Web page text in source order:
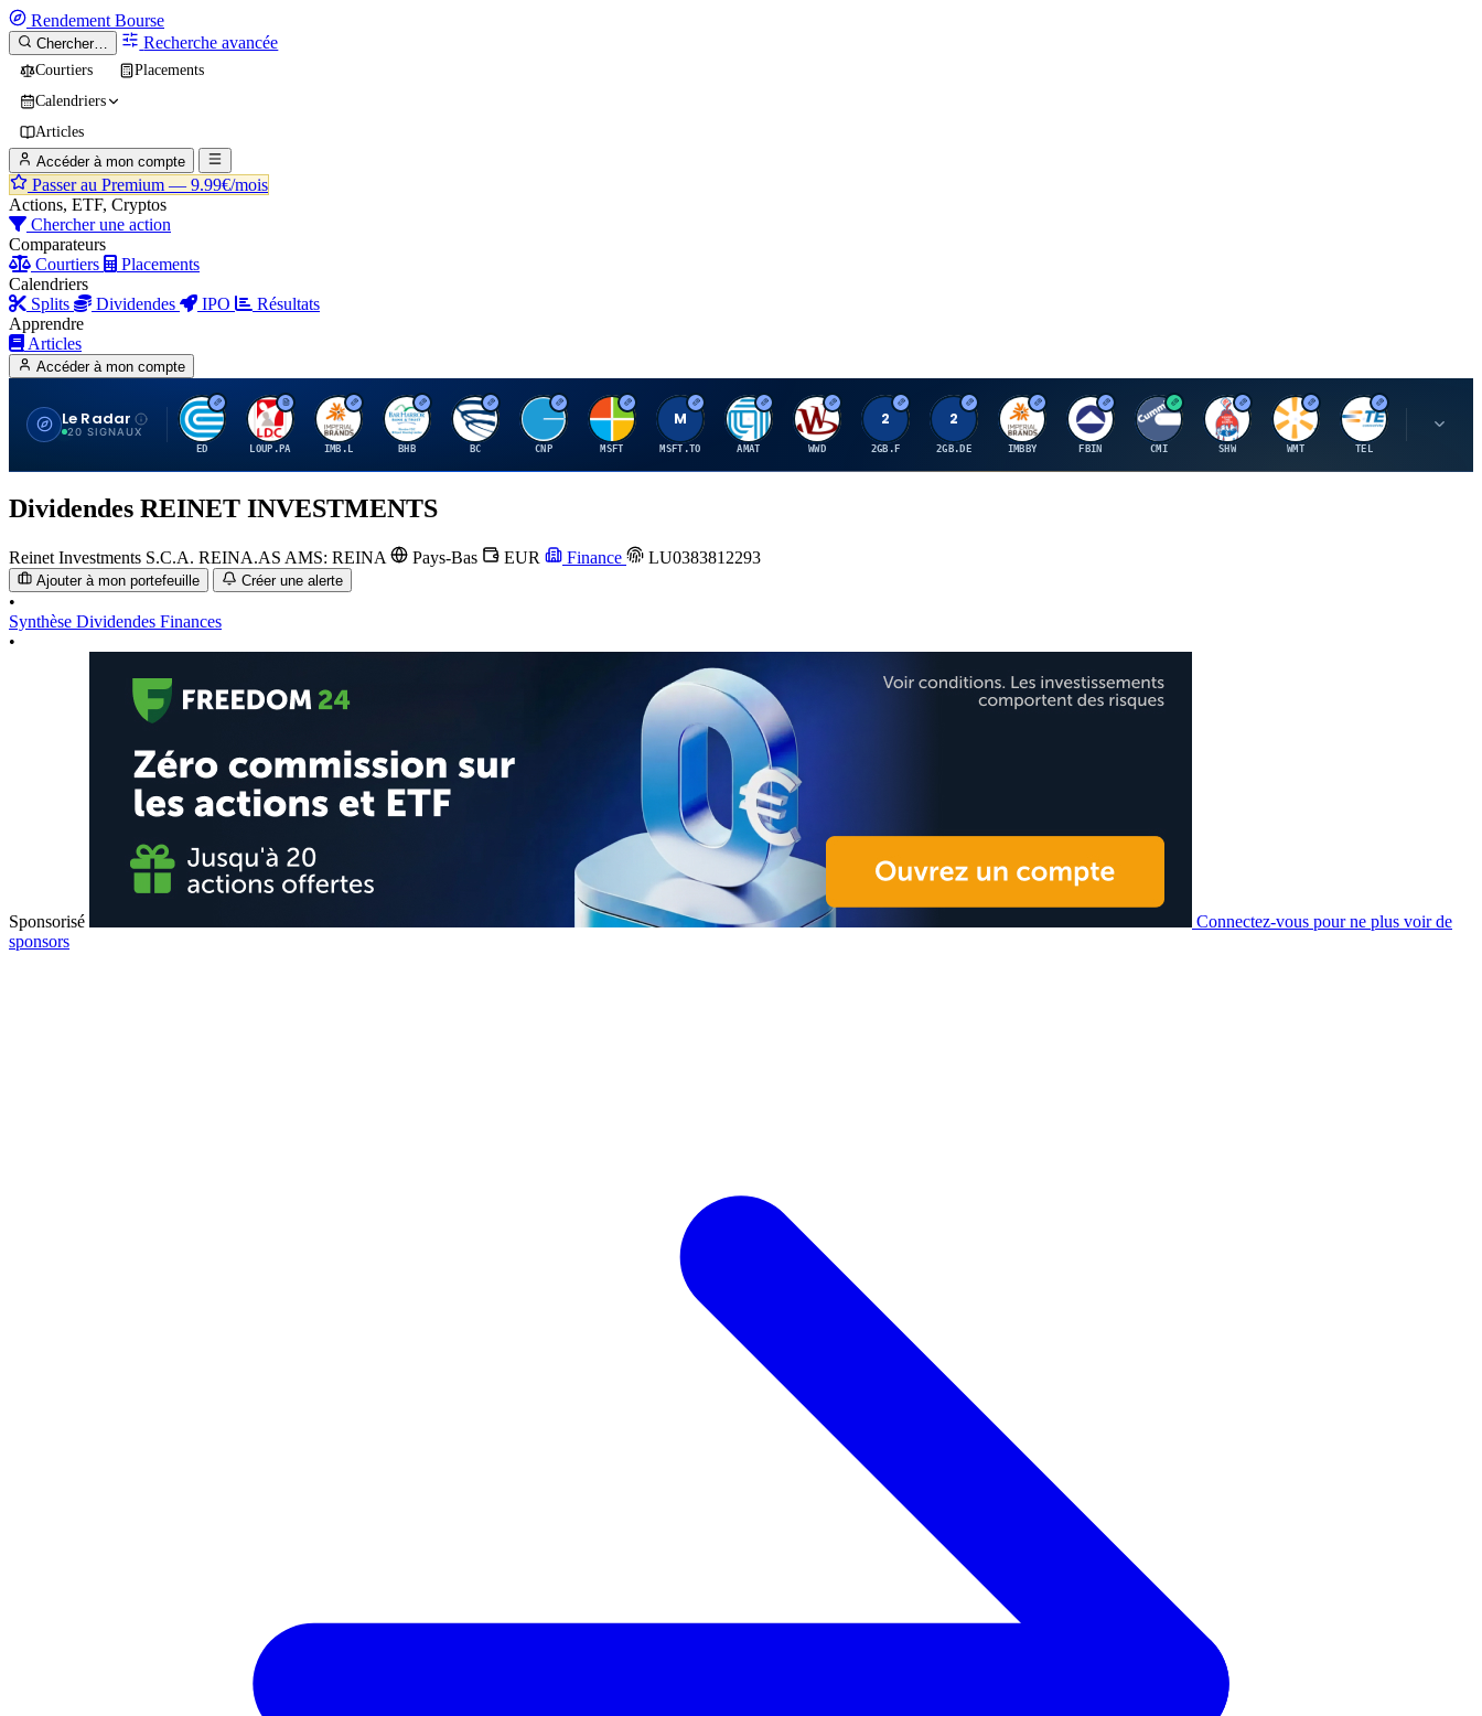
Rendement Bourse
Chercher… Recherche avancée
Courtiers
Placements
Calendriers
Articles
Accéder à mon compte
Passer au Premium — 9.99€/mois
Actions, ETF, Cryptos
Chercher une action
Comparateurs
Courtiers
Placements
Calendriers
Splits
Dividendes IPO
Résultats
Apprendre
Articles
Accéder à mon compte
Le Radar
20 SIGNAUX
C
ED
L
LOUP.PA
I
IMB.L
B
BHB
B
BC
C
CNP
M
MSFT
M
MSFT.TO
A
AMAT
W
WWD
2
2GB.F
2
2GB.DE
I
IMBBY
F
FBIN
C
CMI
S
SHW
W
WMT TEL
M
Dividendes REINET INVESTMENTS
Reinet Investments S.C.A. REINA.AS AMS: REINA Pays-Bas EUR Finance LU0383812293
Ajouter à mon portefeuille Créer une alerte
•
Synthèse Dividendes Finances
•
Sponsorisé
Connectez-vous pour ne plus voir de
sponsors